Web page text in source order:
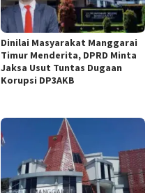
Dinilai Masyarakat Manggarai
Timur Menderita, DPRD Minta
Jaksa Usut Tuntas Dugaan
Korupsi DP3AKB